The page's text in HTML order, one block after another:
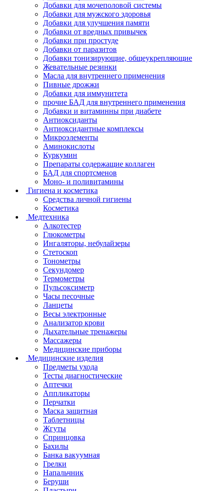
Добавки для мочеполовой системы
Добавки для мужского здоровья
Добавки для улучшения памяти
Добавки от вредных привычек
Добавки при простуде
Добавки от паразитов
Добавки тонизирующие, общеукрепляющие
Жевательные резинки
Масла для внутреннего применения
Пивные дрожжи
Добавки для иммунитета
прочие БАД для внутреннего применения
Добавки и витаминны при диабете
Антиоксиданты
Антиоксидантные комплексы
Микроэлементы
Аминокислоты
Куркумин
Препараты содержащие коллаген
БАД для спортсменов
Моно- и поливитамины
Гигиена и косметика
Средства личной гигиены
Косметика
Медтехника
Алкотестер
Глюкометры
Ингаляторы, небулайзеры
Стетоскоп
Тонометры
Секундомер
Термометры
Пульсоксиметр
Часы песочные
Ланцеты
Весы электронные
Анализатор крови
Дыхательные тренажеры
Массажеры
Медицинские приборы
Медицинские изделия
Предметы ухода
Тесты диагностические
Аптечки
Аппликаторы
Перчатки
Маска защитная
Таблетницы
Жгуты
Спринцовка
Бахилы
Банка вакуумная
Грелки
Напальчник
Беруши